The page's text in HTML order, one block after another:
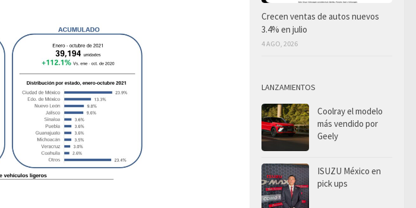
Crecen ventas de autos nuevos
3.4% en julio
4 AGO, 2026
LANZAMIENTOS
Coolray el modelo
más vendido por
Geely
ISUZU México en
pick ups